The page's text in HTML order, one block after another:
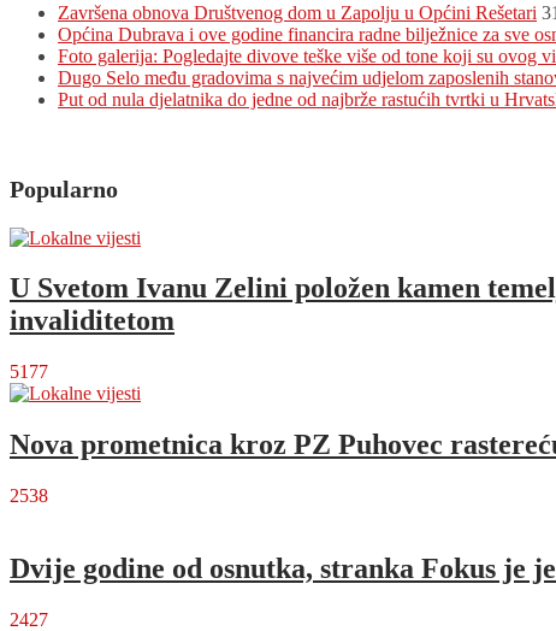
i
Gloria”
u
Rugvici
Završena obnova Društvenog dom u Zapolju u Općini Rešetari
Općina Dubrava i ove godine financira radne bilježnice za sve
Foto galerija: Pogledajte divove teške više od tone koji su ovog
Dugo Selo među gradovima s najvećim udjelom zaposlenih
Put od nula djelatnika do jedne od najbrže rastućih tvrtki u
Popularno
U Svetom Ivanu Zelini položen kamen
invaliditetom
5177
Nova prometnica kroz PZ Puhovec
2538
Dvije godine od osnutka, stranka Fokus
2427